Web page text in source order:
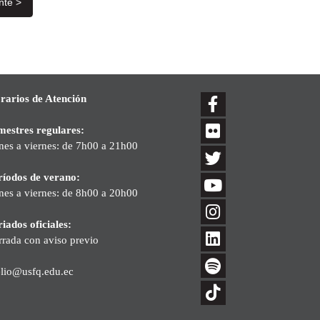
de Atención
regulares:
a viernes: de 7h00 a 21h00
de verano:
a viernes: de 8h00 a 20h00
oficiales:
con aviso previo